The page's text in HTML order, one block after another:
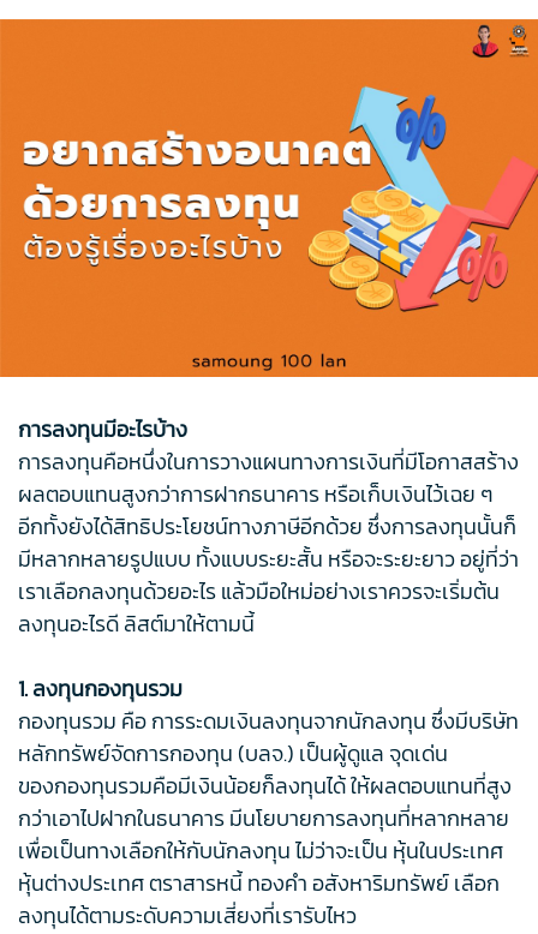
การลงทุนมีอะไรบ้าง
การลงทุนคือหนึ่งในการวางแผนทางการเงินที่มีโอกาสสร้าง
ผลตอบแทนสูงกว่าการฝากธนาคาร หรือเก็บเงินไว้เฉย ๆ
อีกทั้งยังได้สิทธิประโยชน์ทางภาษีอีกด้วย ซึ่งการลงทุนนั้นก็
มีหลากหลายรูปแบบ ทั้งแบบระยะสั้น หรือจะระยะยาว อยู่ที่ว่า
เราเลือกลงทุนด้วยอะไร แล้วมือใหม่อย่างเราควรจะเริ่มต้น
ลงทุนอะไรดี ลิสต์มาให้ตามนี้
1. ลงทุนกองทุนรวม
กองทุนรวม คือ การระดมเงินลงทุนจากนักลงทุน ซึ่งมีบริษัท
หลักทรัพย์จัดการกองทุน (บลจ.) เป็นผู้ดูแล จุดเด่น
ของกองทุนรวมคือมีเงินน้อยก็ลงทุนได้ ให้ผลตอบแทนที่สูง
กว่าเอาไปฝากในธนาคาร มีนโยบายการลงทุนที่หลากหลาย
เพื่อเป็นทางเลือกให้กับนักลงทุน ไม่ว่าจะเป็น หุ้นในประเทศ
หุ้นต่างประเทศ ตราสารหนี้ ทองคำ อสังหาริมทรัพย์ เลือก
ลงทุนได้ตามระดับความเสี่ยงที่เรารับไหว